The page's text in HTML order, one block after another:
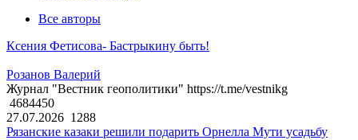
Все авторы
Ксения Фетисова- Бастрыкину быть!
Розанов Валерий
Журнал "Вестник геополитики" https://t.me/vestnikg
4684450
27.07.2026 1288
Рязанские казаки решили подарить Орнелла Мути усадьбу